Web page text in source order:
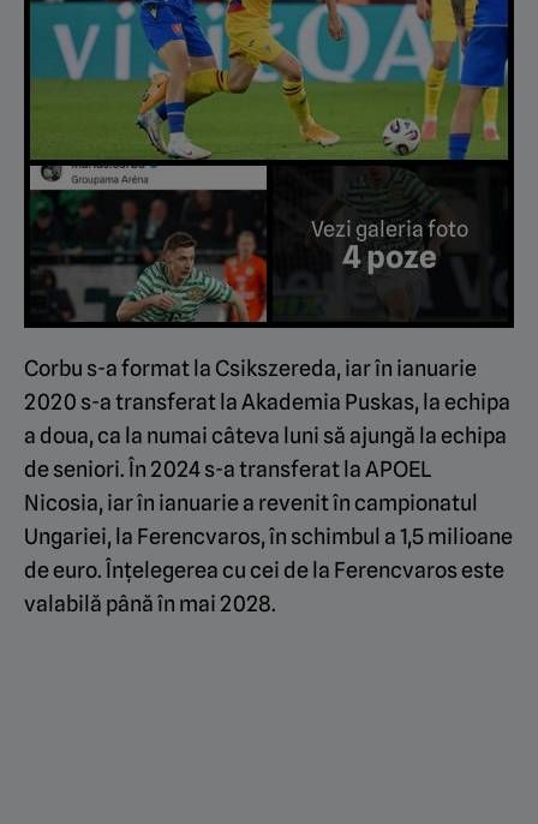
Vezi galeria foto
4 poze
Corbu s-a format la Csikszereda, iar în ianuarie
2020 s-a transferat la Akademia Puskas, la echipa
a doua, ca la numai câteva luni să ajungă la echipa
de seniori. În 2024 s-a transferat la APOEL
Nicosia, iar în ianuarie a revenit în campionatul
Ungariei, la Ferencvaros, în schimbul a 1,5 milioane
de euro. Înțelegerea cu cei de la Ferencvaros este
valabilă până în mai 2028.